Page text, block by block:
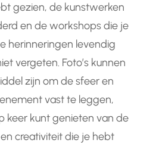
gezien, de kunstwerken
en de workshops die je
herinneringen levendig
vergeten. Foto’s kunnen
zijn om de sfeer en
vast te leggen,
keer kunt genieten van de
creativiteit die je hebt